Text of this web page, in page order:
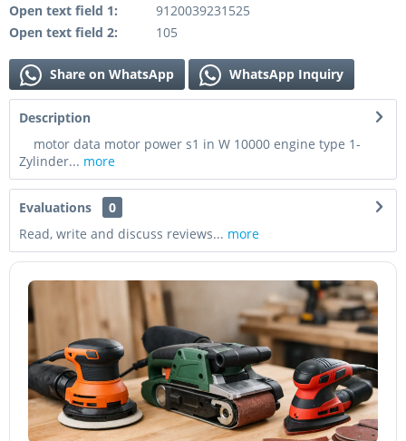
Open text field 1:
9120039231525
Open text field 2:
105
Share on WhatsApp WhatsApp Inquiry
Description
motor data motor power s1 in W 10000 engine type 1-
Zylinder... more
Evaluations
0
Read, write and discuss reviews... more